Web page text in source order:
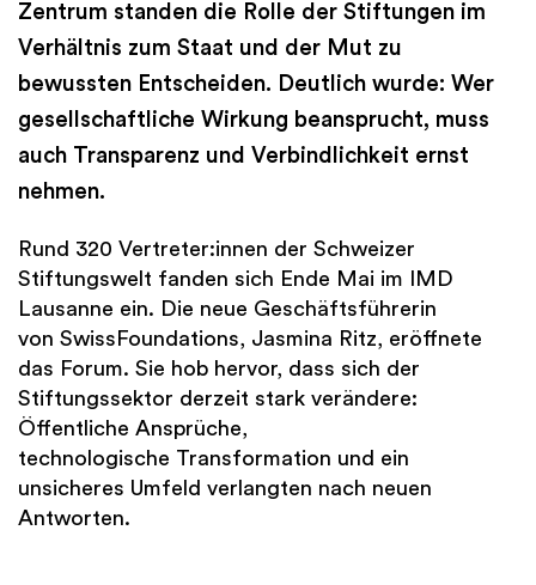
Zentrum standen die Rolle der Stiftungen im
Verhältnis zum Staat und der Mut zu
bewussten Entscheiden. Deutlich wurde: Wer
gesellschaftliche Wirkung beansprucht, muss
auch Transparenz und Verbindlichkeit ernst
nehmen.
Rund 320 Vertreter:innen der Schweizer
Stiftungswelt fanden sich Ende Mai im IMD
Lausanne ein. Die neue Geschäftsführerin
von SwissFoundations, Jasmina Ritz, eröffnete
das Forum. Sie hob hervor, dass sich der
Stiftungssektor derzeit stark verändere:
Öffentliche Ansprüche,
technologische Transformation und ein
unsicheres Umfeld verlangten nach neuen
Antworten.